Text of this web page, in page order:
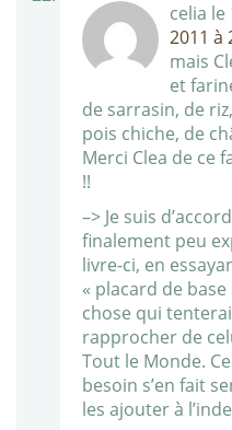
celia le
2011 à
mais
et
de sarrasin, de
pois chiche, de
Merci Clea de ce
!!
–> Je suis
finalement peu
livre-ci, en
« placard de
chose qui
rapprocher de
Tout le Monde.
besoin s’en fait
les ajouter à